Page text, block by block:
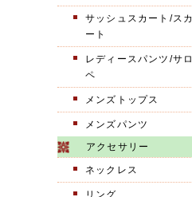
サッシュスカート/スカ
ート
レディースパンツ/サロ
ペ
メンズトップス
メンズパンツ
アクセサリー
ネックレス
リング